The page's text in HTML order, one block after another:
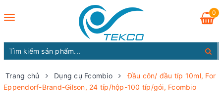
Toggle
0
Trang chủ Dụng cụ Fcombio
Đầu côn/ đầu típ 10ml, For
Eppendorf-Brand-Gilson, 24 típ/hộp-100 típ/gói, Fcombio